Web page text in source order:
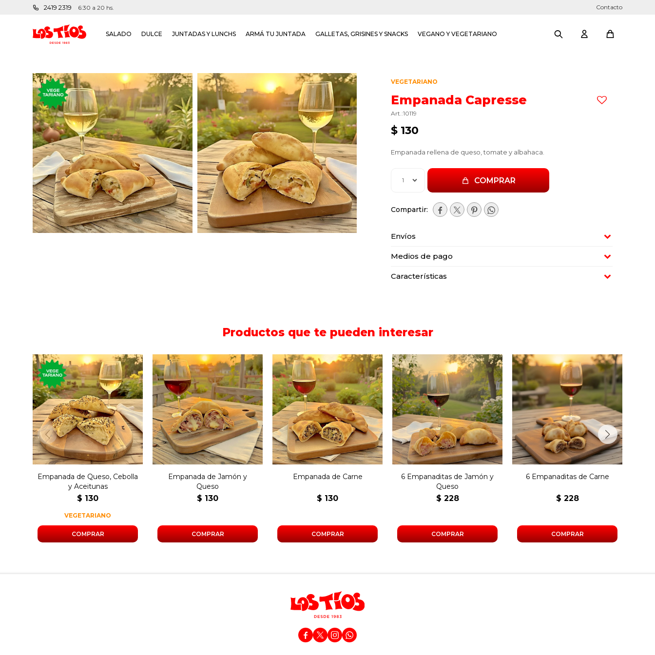
SALADO DULCE JUNTADAS Y LUNCHS ARMÁ TU JUNTADA GALLETAS, GRISINES Y SNACKS VEGANO Y VEGETARIANO
2419 2319 6:30 a 20 hs. Contacto
VEGETARIANO
Empanada Capresse
10119
$ 130
Empanada rellena de queso, tomate y albahaca.
1 COMPRAR
   
Envíos
Medios de pago
Características
Productos que te pueden interesar
Empanada rellena de
queso, cebolla y aceitunas.
Empanada de Queso, Cebolla
y Aceitunas
$ 130
VEGETARIANO
Empanada rellena de
jamón y queso.
Empanada de Jamón y
Queso
$ 130
Empanada rellena de
carne.
Empanada de Carne
$ 130
Seis empanadas de
copetín con jamón y
queso.
6 Empanaditas de Jamón y
Queso
$ 228
Seis empanadas de
copetín con carne.
6 Empanaditas de Carne
$ 228
   